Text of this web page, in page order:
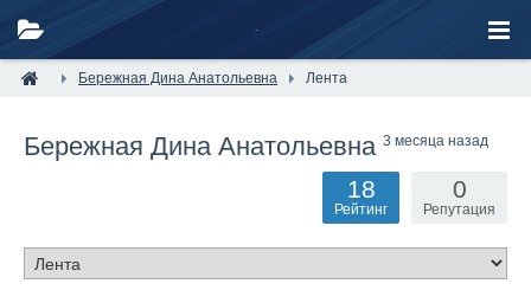
Бережная Дина Анатольевна Лента
Бережная Дина Анатольевна 3 месяца назад
0
Репутация
18
Рейтинг